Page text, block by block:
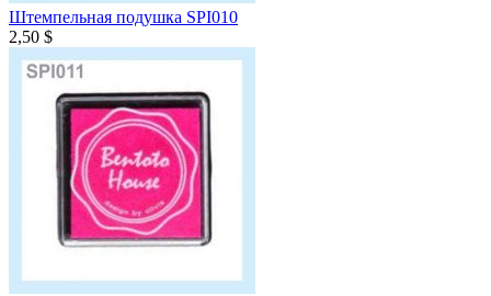
Штемпельная подушка SPI010
2,50 $